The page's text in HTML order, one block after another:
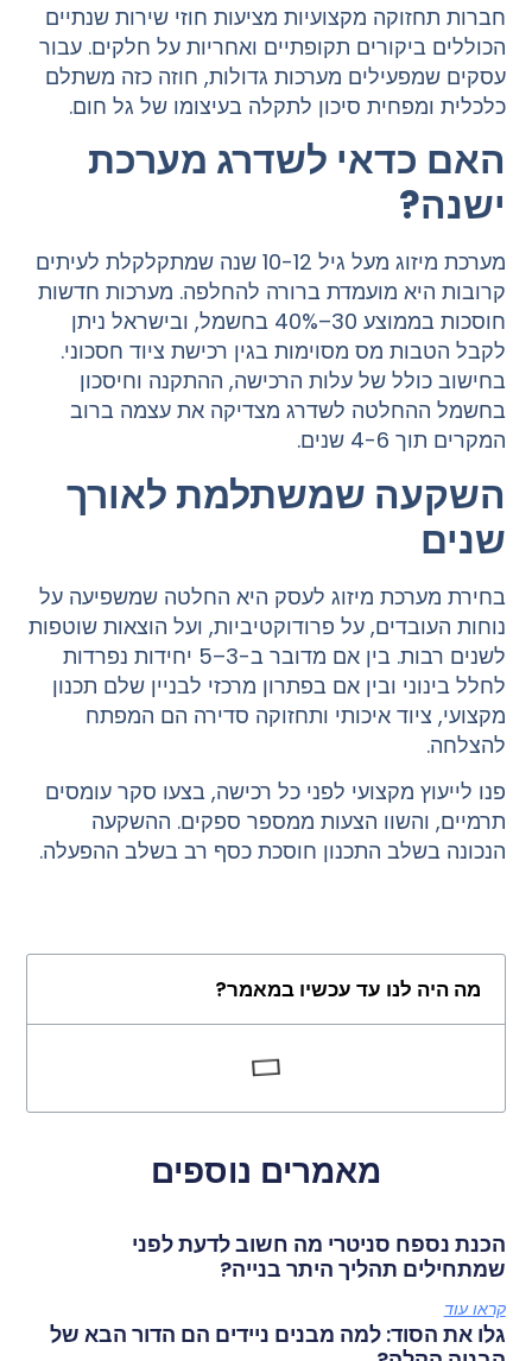
חברות תחזוקה מקצועיות מציעות חוזי שירות שנתיים
הכוללים ביקורים תקופתיים ואחריות על חלקים. עבור
עסקים שמפעילים מערכות גדולות, חוזה כזה משתלם
כלכלית ומפחית סיכון לתקלה בעיצומו של גל חום.
האם כדאי לשדרג מערכת
ישנה?
מערכת מיזוג מעל גיל 10-12 שנה שמתקלקלת לעיתים
קרובות היא מועמדת ברורה להחלפה. מערכות חדשות
חוסכות בממוצע 30–40% בחשמל, ובישראל ניתן
לקבל הטבות מס מסוימות בגין רכישת ציוד חסכוני.
בחישוב כולל של עלות הרכישה, ההתקנה וחיסכון
בחשמל ההחלטה לשדרג מצדיקה את עצמה ברוב
המקרים תוך 4-6 שנים.
השקעה שמשתלמת לאורך
שנים
בחירת מערכת מיזוג לעסק היא החלטה שמשפיעה על
נוחות העובדים, על פרודוקטיביות, ועל הוצאות שוטפות
לשנים רבות. בין אם מדובר ב-3–5 יחידות נפרדות
לחלל בינוני ובין אם בפתרון מרכזי לבניין שלם תכנון
מקצועי, ציוד איכותי ותחזוקה סדירה הם המפתח
להצלחה.
פנו לייעוץ מקצועי לפני כל רכישה, בצעו סקר עומסים
תרמיים, והשוו הצעות ממספר ספקים. ההשקעה
הנכונה בשלב התכנון חוסכת כסף רב בשלב ההפעלה.
מה היה לנו עד עכשיו במאמר?
מאמרים נוספים
הכנת נספח סניטרי מה חשוב לדעת לפני
שמתחילים תהליך היתר בנייה?
קראו עוד
גלו את הסוד: למה מבנים ניידים הם הדור הבא של